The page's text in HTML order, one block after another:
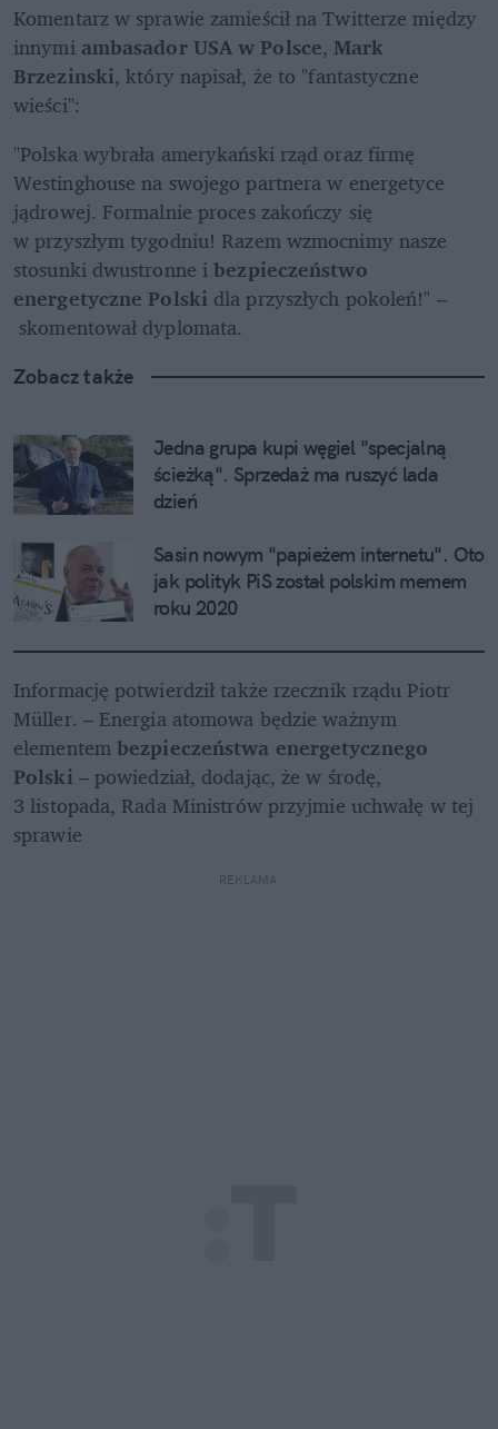
Komentarz w sprawie zamieścił na Twitterze między
innymi ambasador USA w Polsce, Mark
Brzezinski, który napisał, że to "fantastyczne
wieści":
"Polska wybrała amerykański rząd oraz firmę
Westinghouse na swojego partnera w energetyce
jądrowej. Formalnie proces zakończy się
w przyszłym tygodniu! Razem wzmocnimy nasze
stosunki dwustronne i bezpieczeństwo
energetyczne Polski dla przyszłych pokoleń!" –
skomentował dyplomata.
Zobacz także
Jedna grupa kupi węgiel "specjalną
ścieżką". Sprzedaż ma ruszyć lada
dzień
Sasin nowym "papieżem internetu". Oto
jak polityk PiS został polskim memem
roku 2020
Informację potwierdził także rzecznik rządu Piotr
Müller. – Energia atomowa będzie ważnym
elementem bezpieczeństwa energetycznego
Polski – powiedział, dodając, że w środę,
3 listopada, Rada Ministrów przyjmie uchwałę w tej
sprawie
REKLAMA